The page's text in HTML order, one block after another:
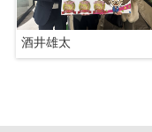
酒井雄太